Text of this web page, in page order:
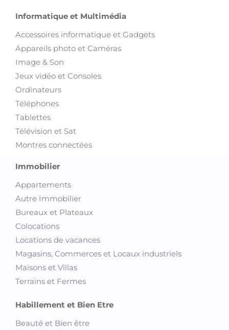
Informatique et Multimédia
Accessoires informatique et Gadgets
Appareils photo et Caméras
Image & Son
Jeux vidéo et Consoles
Ordinateurs
Téléphones
Tablettes
Télévision et Sat
Montres connectées
Immobilier
Appartements
Autre Immobilier
Bureaux et Plateaux
Colocations
Locations de vacances
Magasins, Commerces et Locaux industriels
Maisons et Villas
Terrains et Fermes
Habillement et Bien Etre
Beauté et Bien être